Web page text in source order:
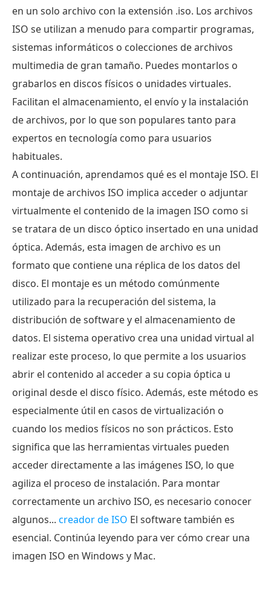
Cómo
ISO
en
Windows
11/10/8
Parte
3.
Cómo
montar
una
ISO
en
Mac
Parte
4.
Qué
hacer
cuando
el
montaje
Windows/Mac
no
funciona
Parte
5.
El
mejor
software
en un solo archivo con la extensión .iso. Los archivos
ISO se utilizan a menudo para compartir programas,
sistemas informáticos o colecciones de archivos
multimedia de gran tamaño. Puedes montarlos o
grabarlos en discos físicos o unidades virtuales.
Facilitan el almacenamiento, el envío y la instalación
de archivos, por lo que son populares tanto para
expertos en tecnología como para usuarios
habituales.
A continuación, aprendamos qué es el montaje ISO. El
montaje de archivos ISO implica acceder o adjuntar
virtualmente el contenido de la imagen ISO como si
se tratara de un disco óptico insertado en una unidad
óptica. Además, esta imagen de archivo es un
formato que contiene una réplica de los datos del
disco. El montaje es un método comúnmente
utilizado para la recuperación del sistema, la
distribución de software y el almacenamiento de
datos. El sistema operativo crea una unidad virtual al
realizar este proceso, lo que permite a los usuarios
abrir el contenido al acceder a su copia óptica u
original desde el disco físico. Además, este método es
especialmente útil en casos de virtualización o
cuando los medios físicos no son prácticos. Esto
significa que las herramientas virtuales pueden
acceder directamente a las imágenes ISO, lo que
agiliza el proceso de instalación. Para montar
correctamente un archivo ISO, es necesario conocer
algunos... creador de ISO El software también es
esencial. Continúa leyendo para ver cómo crear una
imagen ISO en Windows y Mac.